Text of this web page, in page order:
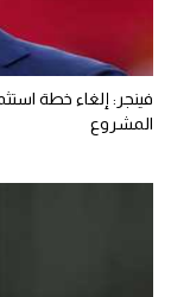
فينجر: إلغاء خطة
المشروع